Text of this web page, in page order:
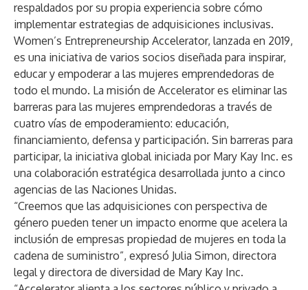
respaldados por su propia experiencia sobre cómo
implementar estrategias de adquisiciones inclusivas.
Women’s Entrepreneurship Accelerator, lanzada en 2019,
es una iniciativa de varios socios diseñada para inspirar,
educar y empoderar a las mujeres emprendedoras de
todo el mundo. La misión de Accelerator es eliminar las
barreras para las mujeres emprendedoras a través de
cuatro vías de empoderamiento: educación,
financiamiento, defensa y participación. Sin barreras para
participar, la iniciativa global iniciada por Mary Kay Inc. es
una colaboración estratégica desarrollada junto a cinco
agencias de las Naciones Unidas.
“Creemos que las adquisiciones con perspectiva de
género pueden tener un impacto enorme que acelera la
inclusión de empresas propiedad de mujeres en toda la
cadena de suministro”, expresó Julia Simon, directora
legal y directora de diversidad de Mary Kay Inc.